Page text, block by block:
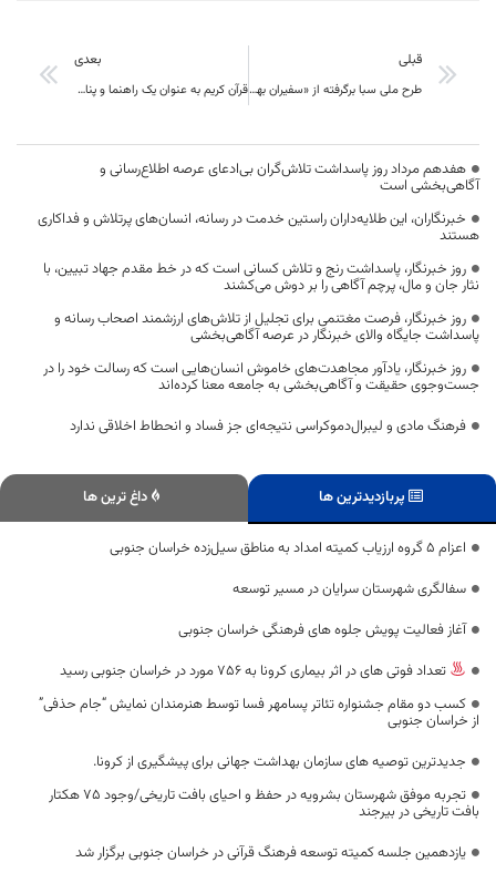
قبلی
طرح ملی سبا برگرفته از «سفیران بهینه‌سازی انرژی» است
بعدی
قرآن کریم به عنوان یک راهنما و پناهگاه مطمئن، می‌تواند راهگشای ما باشد
هفدهم مرداد روز پاسداشت تلاش‌گران بی‌ادعای عرصه اطلاع‌رسانی و
آگاهی‌بخشی است
خبرنگاران، این طلایه‌داران راستین خدمت در رسانه، انسان‌های پرتلاش و فداکاری
هستند
روز خبرنگار، پاسداشت رنج و تلاش کسانی است که در خط مقدم جهاد تبیین، با
نثار جان و مال، پرچم آگاهی را بر دوش می‌کشند
روز خبرنگار، فرصت مغتنمی برای تجلیل از تلاش‌های ارزشمند اصحاب رسانه و
پاسداشت جایگاه والای خبرنگار در عرصه آگاهی‌بخشی
روز خبرنگار، یادآور مجاهدت‌های خاموش انسان‌هایی است که رسالت خود را در
جست‌وجوی حقیقت و آگاهی‌بخشی به جامعه معنا کرده‌اند
فرهنگ مادی و لیبرال‌دموکراسی نتیجه‌ای جز فساد و انحطاط اخلاقی ندارد
پربازدیدترین ها داغ ترین ها
اعزام ۵ گروه ارزیاب کمیته امداد به مناطق سیل‌زده خراسان جنوبی
سفالگری شهرستان سرایان در مسیر توسعه
آغاز فعالیت پویش جلوه های فرهنگی خراسان جنوبی
تعداد فوتی های در اثر بیماری کرونا به 756 مورد در خراسان جنوبی رسید
کسب دو مقام جشنواره تئاتر پسامهر فسا توسط هنرمندان نمایش “جام حذفی”
از خراسان جنوبی
جدیدترین توصیه های سازمان بهداشت جهانی برای پیشگیری از کرونا.
تجربه موفق شهرستان بشرویه در حفظ و احیای بافت تاریخی/وجود 75 هکتار
بافت تاریخی در بیرجند
یازدهمین جلسه کمیته توسعه فرهنگ قرآنی در خراسان جنوبی برگزار شد